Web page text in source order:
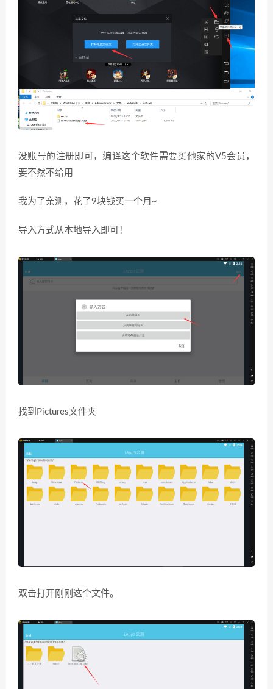
没账号的注册即可，编译这个软件需要买他家的V5会员，
要不然不给用
我为了亲测，花了9块钱买一个月~
导入方式从本地导入即可！
找到Pictures文件夹
双击打开刚刚这个文件。